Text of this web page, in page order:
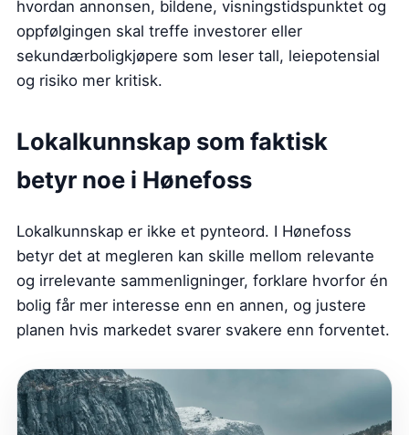
hvordan annonsen, bildene, visningstidspunktet og
oppfølgingen skal treffe investorer eller
sekundærboligkjøpere som leser tall, leiepotensial
og risiko mer kritisk.
Lokalkunnskap som faktisk
betyr noe i Hønefoss
Lokalkunnskap er ikke et pynteord. I Hønefoss
betyr det at megleren kan skille mellom relevante
og irrelevante sammenligninger, forklare hvorfor én
bolig får mer interesse enn en annen, og justere
planen hvis markedet svarer svakere enn forventet.